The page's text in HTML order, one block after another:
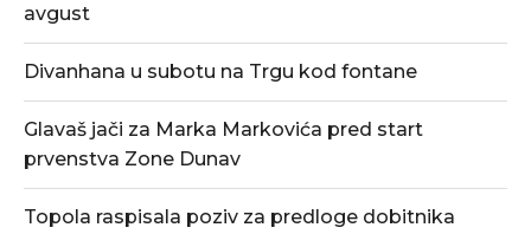
avgust
Divanhana u subotu na Trgu kod fontane
Glavaš jači za Marka Markovića pred start
prvenstva Zone Dunav
Topola raspisala poziv za predloge dobitnika